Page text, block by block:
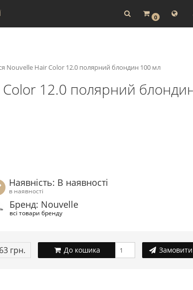
0
Nouvelle Hair Color 12.0 полярний блондин 100 мл
12.0 полярний
Наявність: В наявності
в наявності
Бренд: Nouvelle
всі товари бренду
грн. До кошика Замовити